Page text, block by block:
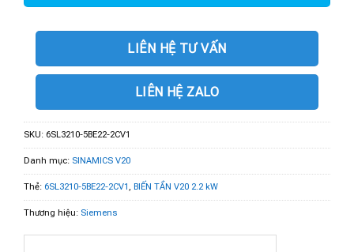
LIÊN HỆ TƯ VẤN
LIÊN HỆ ZALO
SKU: 6SL3210-5BE22-2CV1
Danh mục: SINAMICS V20
Thẻ: 6SL3210-5BE22-2CV1, BIẾN TẦN V20 2.2 kW
Thương hiệu: Siemens